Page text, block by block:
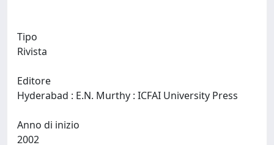
Tipo
Rivista
Editore
Anno di inizio